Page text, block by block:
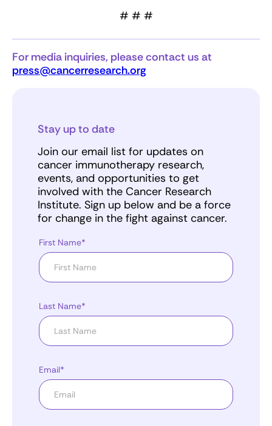
# # #
For media inquiries, please contact us at
press@cancerresearch.org
Stay up to date
Join our email list for updates on
cancer immunotherapy research,
events, and opportunities to get
involved with the Cancer Research
Institute. Sign up below and be a force
for change in the fight against cancer.
First Name*
Last Name*
Email*